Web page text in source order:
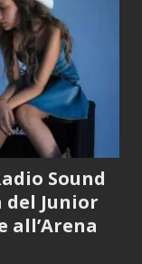
Sound
del Junior
all’Arena